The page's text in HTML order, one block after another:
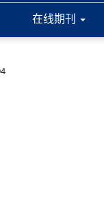
在线期刊